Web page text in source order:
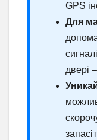
GPS
Для
двері